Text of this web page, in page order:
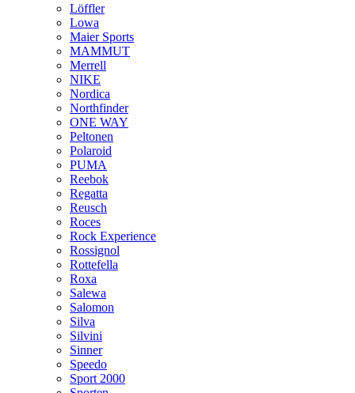
Löffler
Lowa
Maier Sports
MAMMUT
Merrell
NIKE
Nordica
Northfinder
ONE WAY
Peltonen
Polaroid
PUMA
Reebok
Regatta
Reusch
Roces
Rock Experience
Rossignol
Rottefella
Roxa
Salewa
Salomon
Silva
Silvini
Sinner
Speedo
Sport 2000